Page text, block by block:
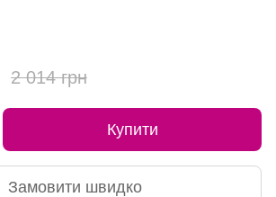
2 014 грн
Купити
Замовити швидко